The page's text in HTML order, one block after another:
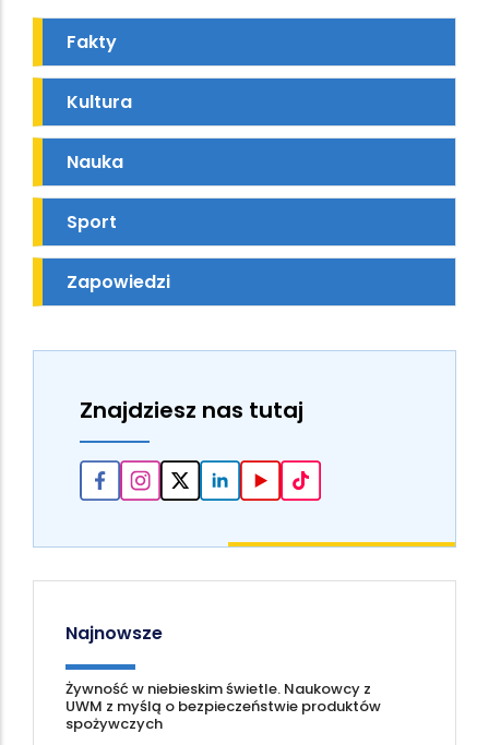
Fakty
Kultura
Nauka
Sport
Zapowiedzi
Znajdziesz nas tutaj
Najnowsze
Żywność w niebieskim świetle. Naukowcy z
UWM z myślą o bezpieczeństwie produktów
spożywczych